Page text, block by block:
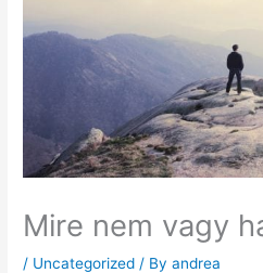
Mire nem vagy
/ Uncategorized / Byandrea